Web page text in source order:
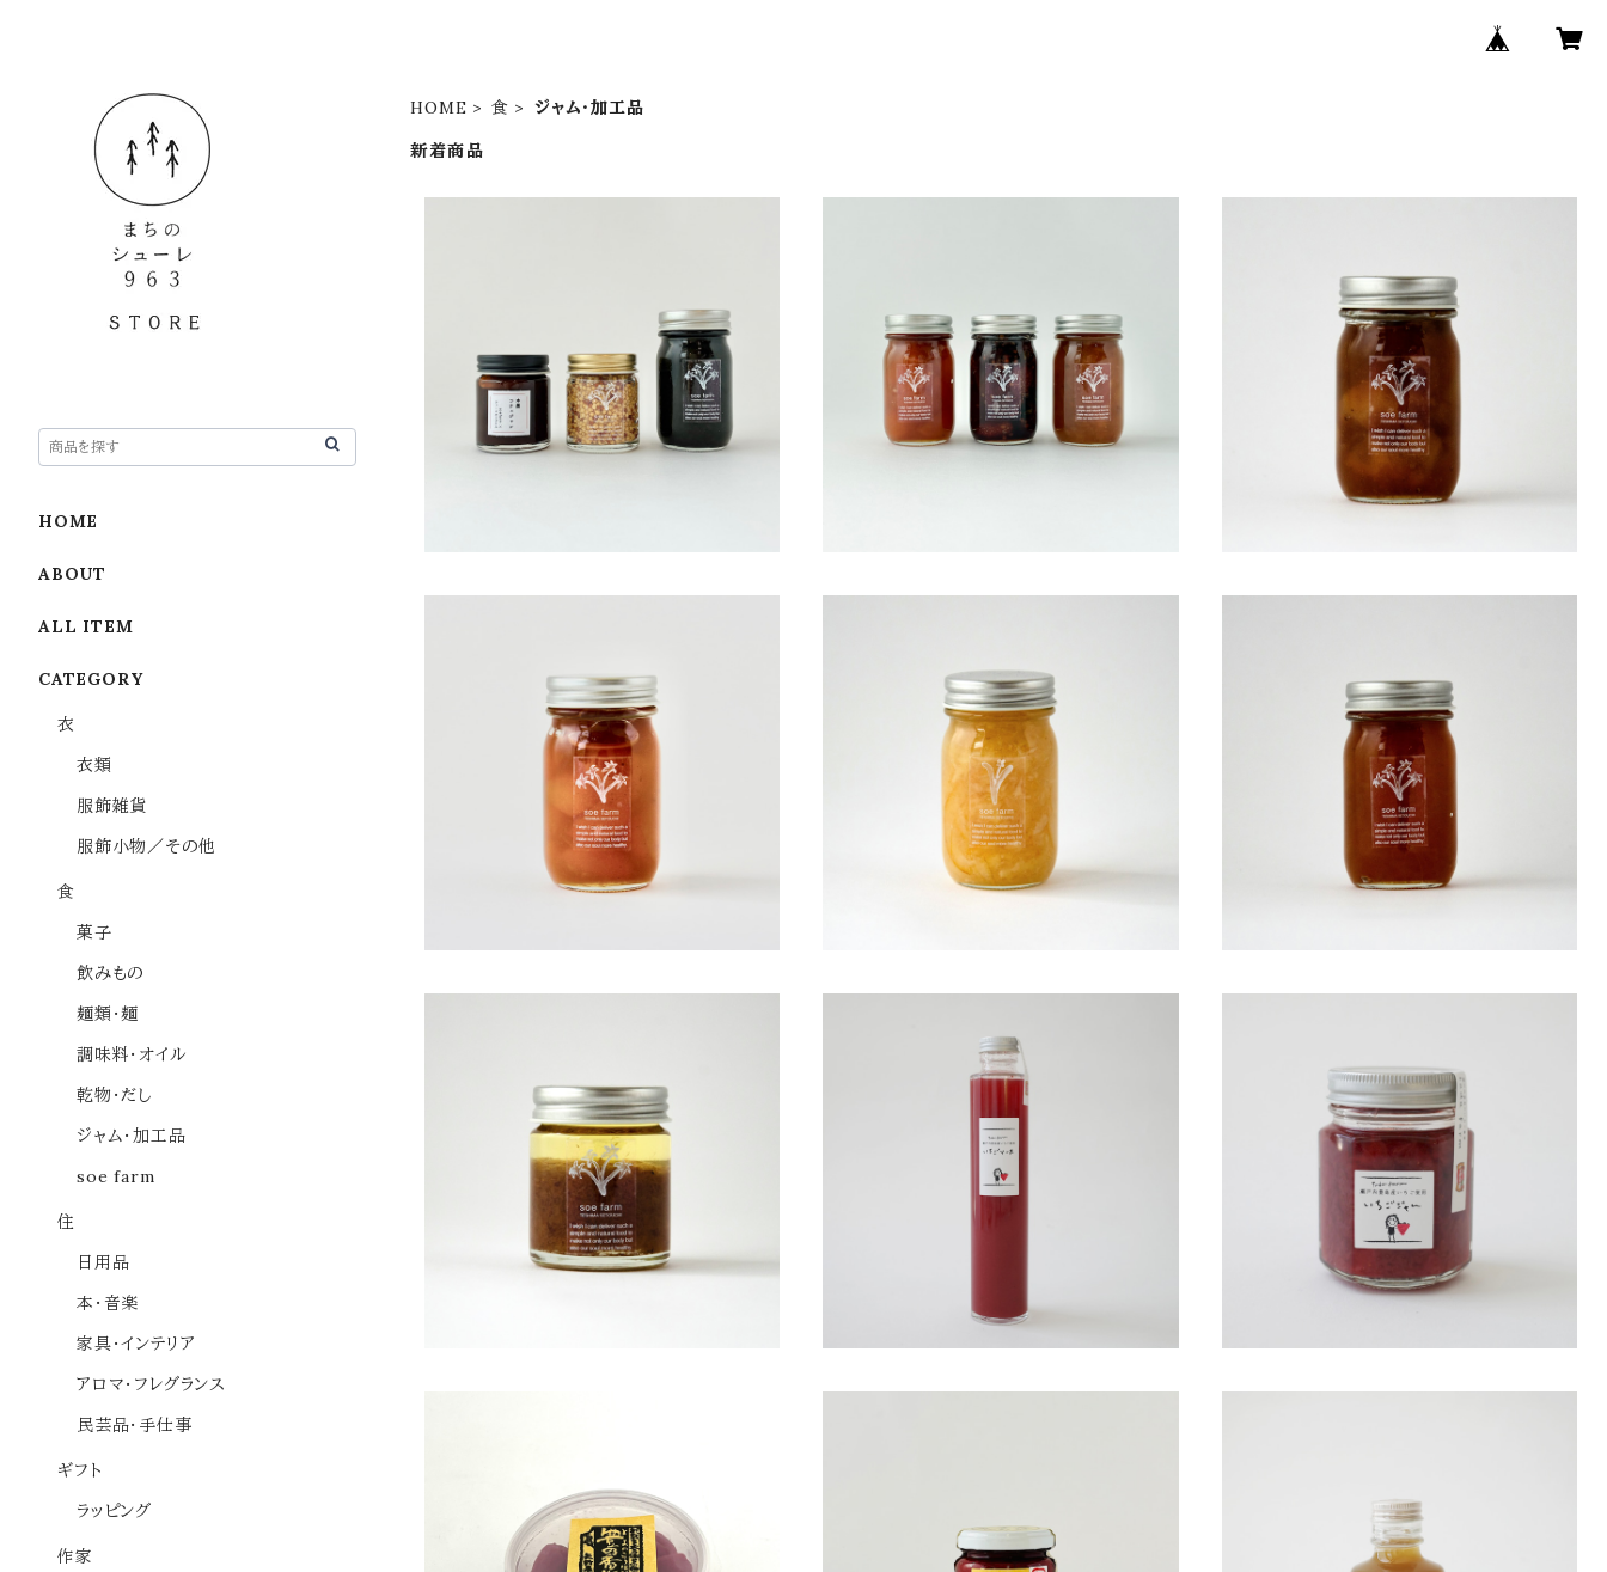
HOME 食
ジャム・加工品
新着商品
【ギフトセット】soe farm 調味料の詰合せ
¥2,526
【ギフトセット】soe farm 季節のジャムの詰
合せ
¥2,180
soe farm フェイジョアジャム
¥580
【季節限定】soe farm マーマレード金柑
¥580
soe farm レモンジャム
¥580
soe farm 黄梅ジャム
¥580
soe farm レモングラスとあみえびのラー油
¥756
多田農園いちご家 いちごソース
¥1,150
多田農園いちご家 いちごジャム
¥730
矢野農園 豊の香梅
¥650
矢野農園 ねり梅
¥930
HOMEMAKERS シトラスジンジャーシロッ
プ 100ml
¥790
HOME
ABOUT
ALL ITEM
CATEGORY
衣
衣類
服飾雑貨
服飾小物／その他
食
菓子
飲みもの
麺類・麺
調味料・オイル
乾物・だし
ジャム・加工品
soe farm
住
日用品
本・音楽
家具・インテリア
アロマ・フレグランス
民芸品・手仕事
ギフト
ラッピング
作家